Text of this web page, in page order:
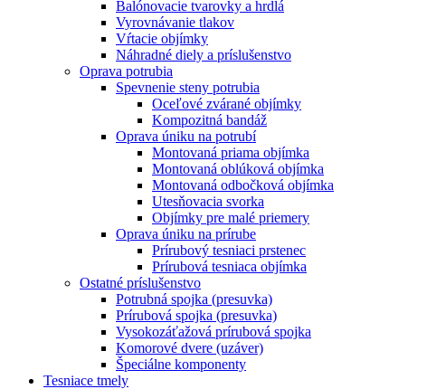
Balónovacie tvarovky a hrdlá
Vyrovnávanie tlakov
Vŕtacie objímky
Náhradné diely a príslušenstvo
Oprava potrubia
Spevnenie steny potrubia
Oceľové zvárané objímky
Kompozitná bandáž
Oprava úniku na potrubí
Montovaná priama objímka
Montovaná oblúková objímka
Montovaná odbočková objímka
Utesňovacia svorka
Objímky pre malé priemery
Oprava úniku na prírube
Prírubový tesniaci prstenec
Prírubová tesniaca objímka
Ostatné príslušenstvo
Potrubná spojka (presuvka)
Prírubová spojka (presuvka)
Vysokozáťažová prírubová spojka
Komorové dvere (uzáver)
Špeciálne komponenty
Tesniace tmely